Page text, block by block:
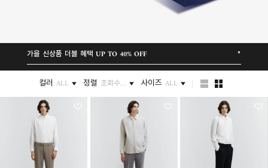
가을 신상품 더블 혜택 UP TO 40% OFF ▼
컬러 ALL 정렬 조회수… 사이즈 ALL